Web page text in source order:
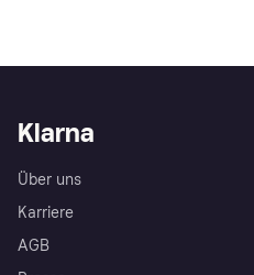
Klarna
Über uns
Karriere
AGB